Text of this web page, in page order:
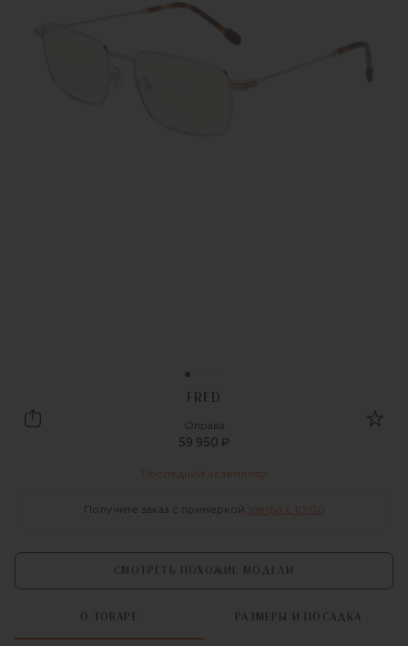
FRED
Fred
Оправа
59 950 ₽
Последний экземпляр
Получите заказ с примеркой завтра c 10:00
СМОТРЕТЬ ПОХОЖИЕ МОДЕЛИ
О ТОВАРЕ РАЗМЕРЫ И ПОСАДКА